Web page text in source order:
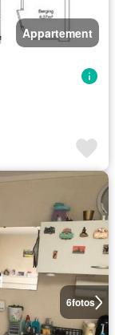
Appartement
6fotos